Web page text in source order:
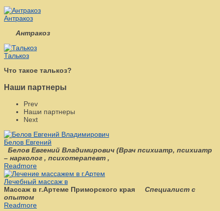
Антракоз
Антракоз
Талькоз
Что такое талькоз?
Наши партнеры
Prev
Наши партнеры
Next
Белов Евгений
Белов Евгений Владимирович (Врач психиатр, психиатр
– нарколог , психотерапевт ,
Readmore
Лечебный массаж в
Массаж в г.Артеме Приморского края
Специалист с
опытом
Readmore